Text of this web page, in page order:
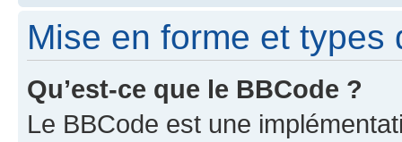
Mise en forme et types
Qu’est-ce que le BBCode ?
Le BBCode est une